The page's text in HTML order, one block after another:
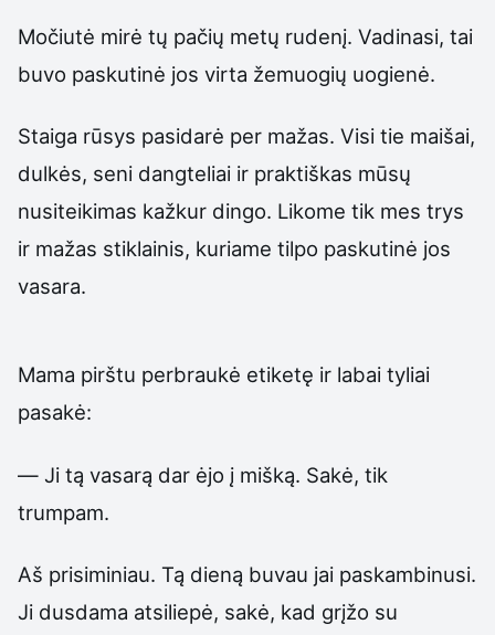
Močiutė mirė tų pačių metų rudenį. Vadinasi, tai
buvo paskutinė jos virta žemuogių uogienė.
Staiga rūsys pasidarė per mažas. Visi tie maišai,
dulkės, seni dangteliai ir praktiškas mūsų
nusiteikimas kažkur dingo. Likome tik mes trys
ir mažas stiklainis, kuriame tilpo paskutinė jos
vasara.
Mama pirštu perbraukė etiketę ir labai tyliai
pasakė:
— Ji tą vasarą dar ėjo į mišką. Sakė, tik
trumpam.
Aš prisiminiau. Tą dieną buvau jai paskambinusi.
Ji dusdama atsiliepė, sakė, kad grįžo su